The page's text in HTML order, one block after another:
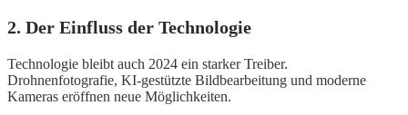
2. Der Einfluss der Technologie
Technologie bleibt auch 2024 ein starker Treiber.
Drohnenfotografie, KI-gestützte Bildbearbeitung und moderne
Kameras eröffnen neue Möglichkeiten.